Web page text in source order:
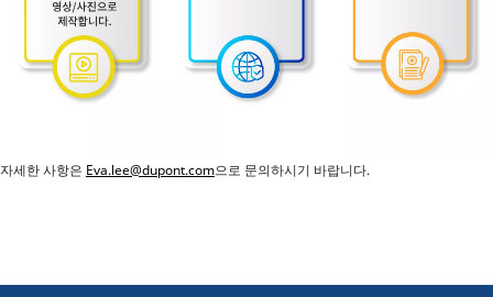
자세한 사항은 Eva.lee@dupont.com으로 문의하시기 바랍니다.